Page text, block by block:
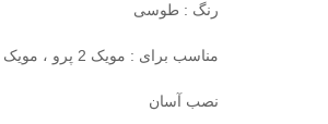
رنگ : طوسی
مناسب برای : مویک 2 پرو ، مویک 2 زوم ، مویک 2 اینترپرایز
نصب آسان